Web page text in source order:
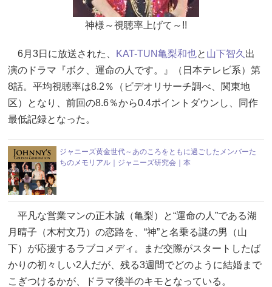
神様～視聴率上げて～!!
6月3日に放送された、 KAT-TUN亀梨和也と 山下智久 出
演のドラマ『ボク、運命の人です。』（日本テレビ系）第
8話。平均視聴率は8.2％（ビデオリサーチ調べ、関東地
区）となり、前回の8.6％から0.4ポイントダウンし、同作
最低記録となった。
ジャニーズ黄金世代～あのころをともに過ごしたメンバーた
ちのメモリアル｜ジャニーズ研究会｜本
平凡な営業マンの正木誠（亀梨）と“運命の人”である湖
月晴子（木村文乃）の恋路を、“神”と名乗る謎の男（山
下）が応援するラブコメディ。まだ交際がスタートしたば
かりの初々しい2人だが、残る3週間でどのように結婚まで
こぎつけるかが、ドラマ後半のキモとなっている。